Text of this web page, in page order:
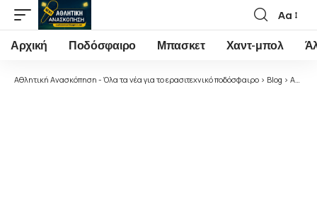
Font
Resizer
Αα
Αρχική Ποδόσφαιρο Μπασκετ Χαντ-μπολ
Αθλητική Ανασκόπηση - Όλα τα νέα για το ερασιτεχνικό ποδόσφαιρο > Blog > Ακαδημίες Ποδοσφαίρου